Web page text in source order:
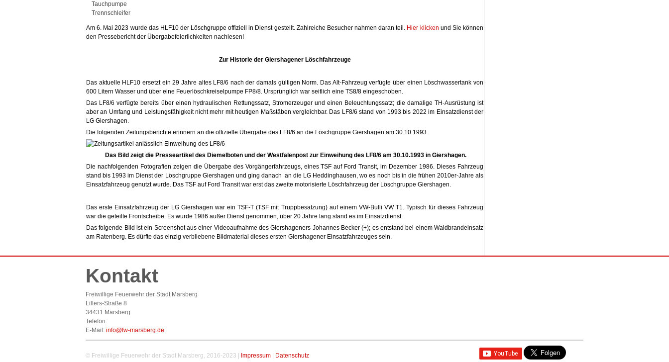
Tauchpumpe
Trennschleifer
Am 6. Mai 2023 wurde das HLF10 der Löschgruppe offiziell in Dienst gestellt. Zahlreiche Besucher nahmen daran teil. Hier klicken und Sie können
den Pressebericht der Übergabefeierlichkeiten nachlesen!
Zur Historie der Giershagener Löschfahrzeuge
Das aktuelle HLF10 ersetzt ein 29 Jahre altes LF8/6 nach der damals gültigen Norm. Das Alt-Fahrzeug verfügte über einen Löschwassertank von
600 Litern Wasser und über eine Feuerlöschkreiselpumpe FP8/8. Ursprünglich war seitlich eine TS8/8 eingeschoben.
Das LF8/6 verfügte bereits über einen hydraulischen Rettungssatz, Stromerzeuger und einen Beleuchtungssatz; die damalige TH-Ausrüstung ist
aber an Umfang und Leistungsfähigkeit nicht mehr mit heutigen Maßstäben vergleichbar. Das LF8/6 stand von 1993 bis 2022 im Einsatzdienst der
LG Giershagen.
Die folgenden Zeitungsberichte erinnern an die offizielle Übergabe des LF8/6 an die Löschgruppe Giershagen am 30.10.1993.
Das Bild zeigt die Presseartikel des Diemelboten und der Westfalenpost zur Einweihung des LF8/6 am 30.10.1993 in Giershagen.
Die nachfolgenden Fotografien zeigen die Übergabe des Vorgängerfahrzeugs, eines TSF auf Ford Transit, im Dezember 1986. Dieses Fahrzeug
stand bis 1993 im Dienst der Löschgruppe Giershagen und ging danach an die LG Heddinghausen, wo es noch bis in die frühen 2010er-Jahre als
Einsatzfahrzeug genutzt wurde. Das TSF auf Ford Transit war erst das zweite motorisierte Löschfahrzeug der Löschgruppe Giershagen.
Das erste Einsatzfahrzeug der LG Giershagen war ein TSF-T (TSF mit Truppbesatzung) auf einem VW-Bulli VW T1. Typisch für dieses Fahrzeug
war die geteilte Frontscheibe. Es wurde 1986 außer Dienst genommen, über 20 Jahre lang stand es im Einsatzdienst.
Das folgende Bild ist ein Screenshot aus einer Videoaufnahme des Giershageners Johannes Becker (+); es entstand bei einem Waldbrandeinsatz
am Ratenberg. Es dürfte das einzig verbliebene Bildmaterial dieses ersten Giershagener Einsatzfahrzeuges sein.
Kontakt
Freiwillige Feuerwehr der Stadt Marsberg
Lillers-Straße 8
34431 Marsberg
Telefon:
E-Mail: info@fw-marsberg.de
© Freiwillige Feuerwehr der Stadt Marsberg, 2016-2023 | Impressum Datenschutz